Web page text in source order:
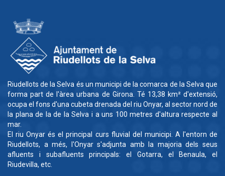
Riudellots de la Selva és un municipi de la comarca de la Selva que
forma part de l'àrea urbana de Girona. Té 13,38 km² d'extensió,
ocupa el fons d'una cubeta drenada del riu Onyar, al sector nord de
la plana de la de la Selva i a uns 100 metres d'altura respecte al
mar.
El riu Onyar és el principal curs fluvial del municipi. A l'entorn de
Riudellots, a més, l'Onyar s'adjunta amb la majoria dels seus
afluents i subafluents principals: el Gotarra, el Benaula, el
Riudevilla, etc.